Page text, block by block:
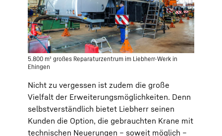
5.800 m² großes Reparaturzentrum im Liebherr-Werk in
Ehingen
Nicht zu vergessen ist zudem die große
Vielfalt der Erweiterungsmöglichkeiten. Denn
selbstverständlich bietet Liebherr seinen
Kunden die Option, die gebrauchten Krane mit
technischen Neuerungen – soweit möglich –